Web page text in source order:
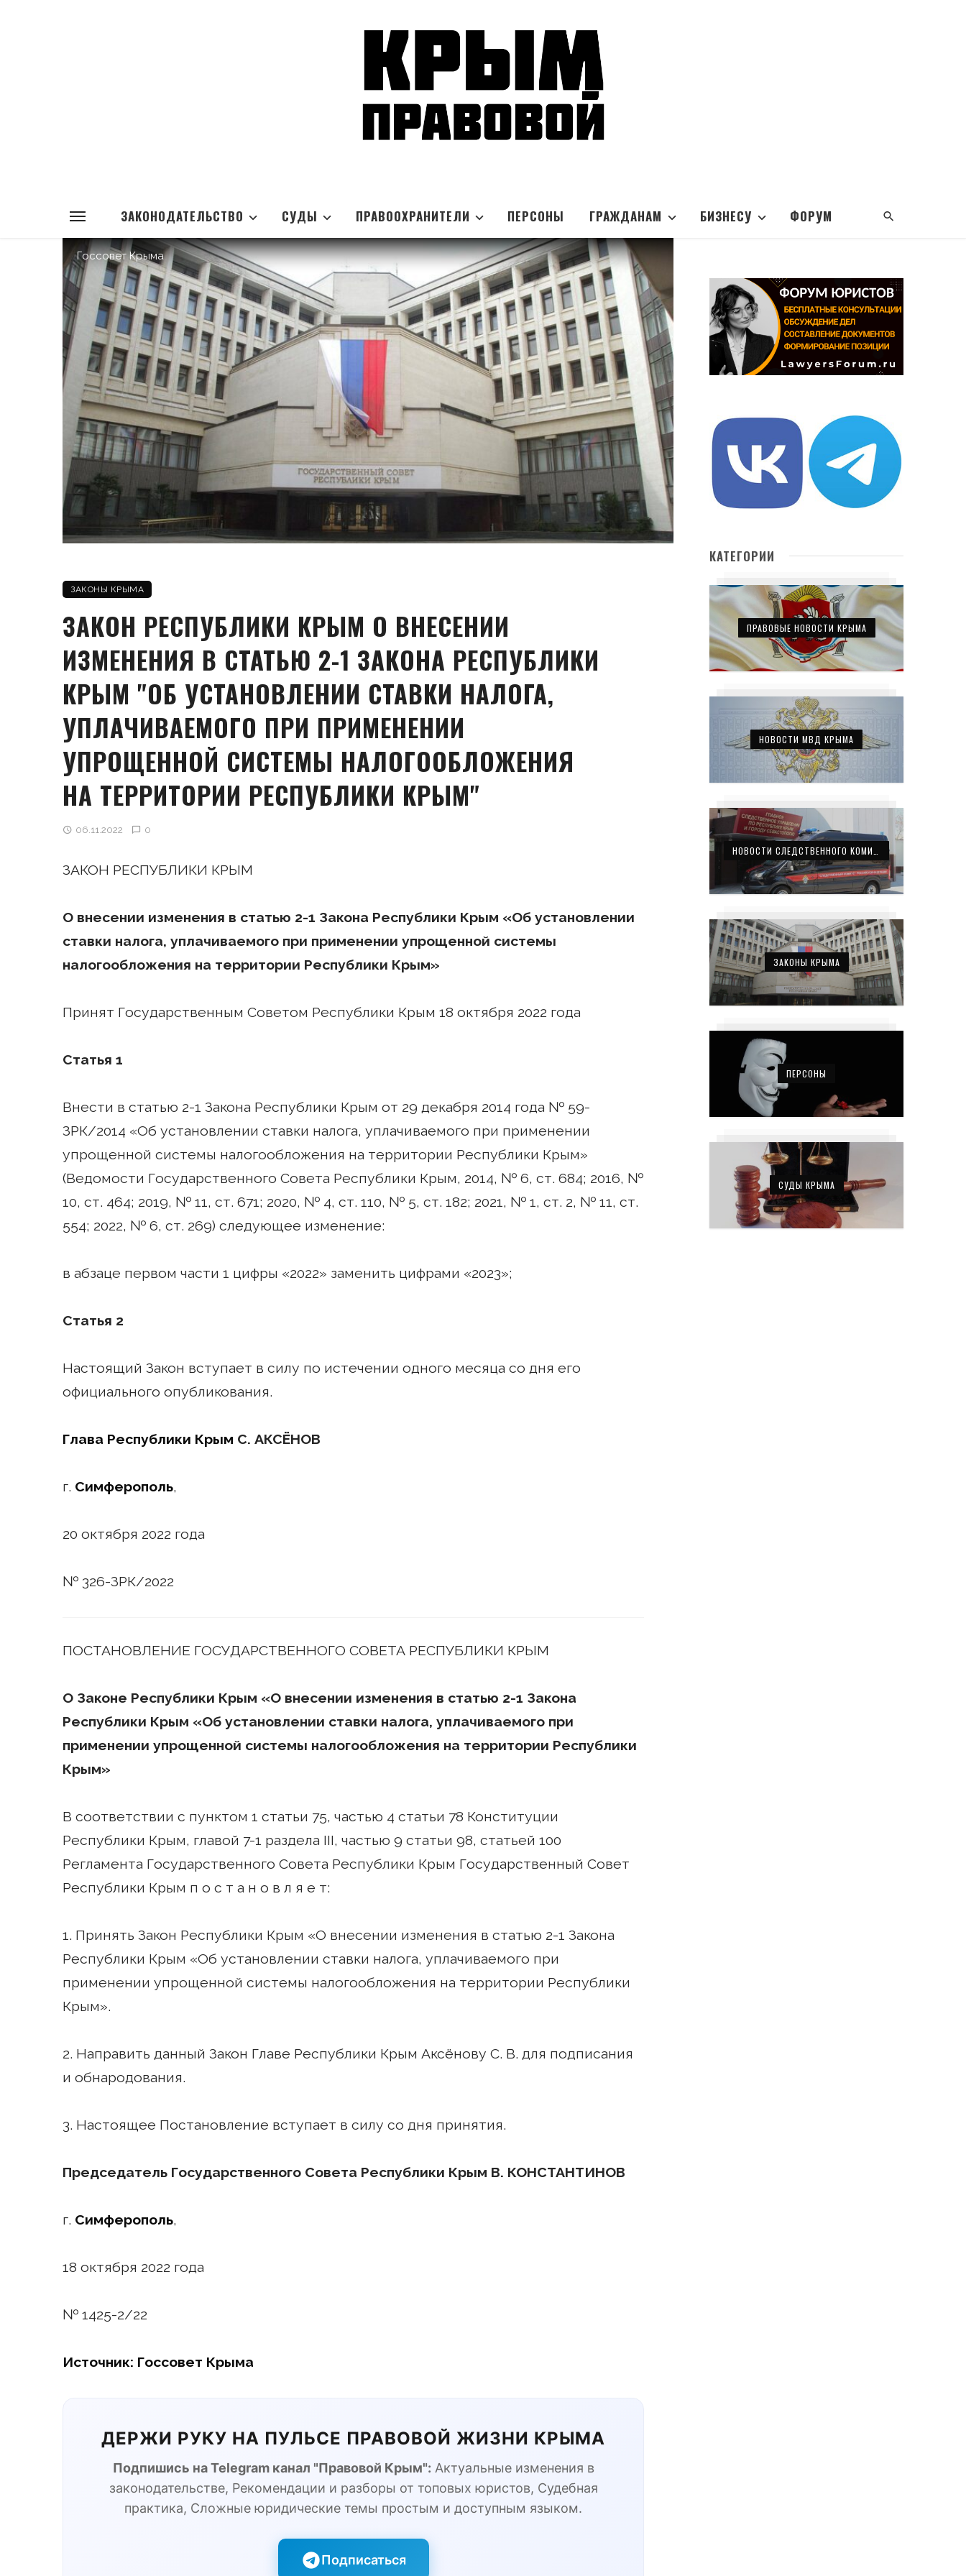
ЗАКОНОДАТЕЛЬСТВО СУДЫ ПРАВООХРАНИТЕЛИ ПЕРСОНЫ ГРАЖДАНАМ БИЗНЕСУ ФОРУМ
Госсовет Крыма
ЗАКОНЫ КРЫМА
ЗАКОН РЕСПУБЛИКИ КРЫМ О ВНЕСЕНИИ
ИЗМЕНЕНИЯ В СТАТЬЮ 2-1 ЗАКОНА РЕСПУБЛИКИ
КРЫМ "ОБ УСТАНОВЛЕНИИ СТАВКИ НАЛОГА,
УПЛАЧИВАЕМОГО ПРИ ПРИМЕНЕНИИ
УПРОЩЕННОЙ СИСТЕМЫ НАЛОГООБЛОЖЕНИЯ
НА ТЕРРИТОРИИ РЕСПУБЛИКИ КРЫМ"
06.11.2022 0
ЗАКОН РЕСПУБЛИКИ КРЫМ
О внесении изменения в статью 2-1 Закона Республики Крым «Об установлении
ставки налога, уплачиваемого при применении упрощенной системы
налогообложения на территории Республики Крым»
Принят Государственным Советом Республики Крым 18 октября 2022 года
Статья 1
Внести в статью 2-1 Закона Республики Крым от 29 декабря 2014 года № 59-
ЗРК/2014 «Об установлении ставки налога, уплачиваемого при применении
упрощенной системы налогообложения на территории Республики Крым»
(Ведомости Государственного Совета Республики Крым, 2014, № 6, ст. 684; 2016, №
10, ст. 464; 2019, № 11, ст. 671; 2020, № 4, ст. 110, № 5, ст. 182; 2021, № 1, ст. 2, № 11, ст.
554; 2022, № 6, ст. 269) следующее изменение:
в абзаце первом части 1 цифры «2022» заменить цифрами «2023»;
Статья 2
Настоящий Закон вступает в силу по истечении одного месяца со дня его
официального опубликования.
Глава Республики Крым С. АКСЁНОВ
г. Симферополь,
20 октября 2022 года
№ 326-ЗРК/2022
ПОСТАНОВЛЕНИЕ ГОСУДАРСТВЕННОГО СОВЕТА РЕСПУБЛИКИ КРЫМ
О Законе Республики Крым «О внесении изменения в статью 2-1 Закона
Республики Крым «Об установлении ставки налога, уплачиваемого при
применении упрощенной системы налогообложения на территории Республики
Крым»
В соответствии с пунктом 1 статьи 75, частью 4 статьи 78 Конституции
Республики Крым, главой 7-1 раздела III, частью 9 статьи 98, статьей 100
Регламента Государственного Совета Республики Крым Государственный Совет
Республики Крым п о с т а н о в л я е т:
1. Принять Закон Республики Крым «О внесении изменения в статью 2-1 Закона
Республики Крым «Об установлении ставки налога, уплачиваемого при
применении упрощенной системы налогообложения на территории Республики
Крым».
2. Направить данный Закон Главе Республики Крым Аксёнову С. В. для подписания
и обнародования.
3. Настоящее Постановление вступает в силу со дня принятия.
Председатель Государственного Совета Республики Крым В. КОНСТАНТИНОВ
г. Симферополь,
18 октября 2022 года
№ 1425-2/22
Источник: Госсовет Крыма
ДЕРЖИ РУКУ НА ПУЛЬСЕ ПРАВОВОЙ ЖИЗНИ КРЫМА
Подпишись на Telegram канал "Правовой Крым": Актуальные изменения в
законодательстве, Рекомендации и разборы от топовых юристов, Судебная
практика, Сложные юридические темы простым и доступным языком.
Подписаться
КАТЕГОРИИ
ПРАВОВЫЕ НОВОСТИ КРЫМА
НОВОСТИ МВД КРЫМА
ЗАКОНЫ КРЫМА
ПЕРСОНЫ
СУДЫ КРЫМА